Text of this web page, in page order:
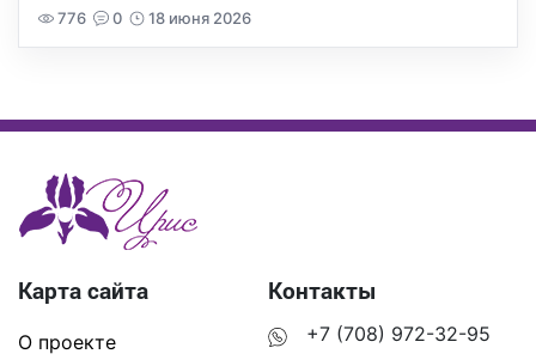
776 0 18 июня 2026
Карта сайта
О проекте
Контакты
+7 (708) 972-32-95